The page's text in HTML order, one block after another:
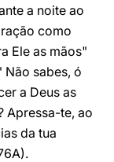
a noite ao
como
Ele as mãos"
sabes, ó
a Deus as
Apressa-te, ao
da tua